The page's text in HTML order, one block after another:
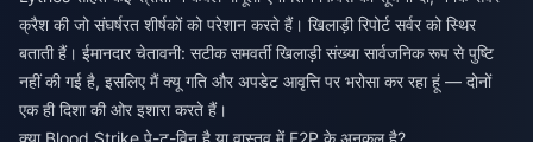
क्रैश की जो संघर्षरत शीर्षकों को परेशान करते हैं। खिलाड़ी रिपोर्ट सर्वर को स्थिर
बताती हैं। ईमानदार चेतावनी: सटीक समवर्ती खिलाड़ी संख्या सार्वजनिक रूप से पुष्टि
नहीं की गई है, इसलिए मैं क्यू गति और अपडेट आवृत्ति पर भरोसा कर रहा हूं — दोनों
एक ही दिशा की ओर इशारा करते हैं।
क्या Blood Strike पे-टू-विन है या वास्तव में F2P के अनुकूल है?